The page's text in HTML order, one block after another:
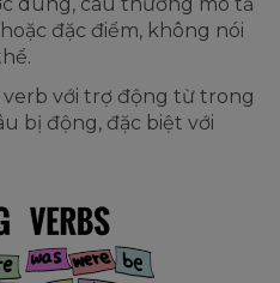
đặc điểm, không nói
với trợ động từ trong
bị động, đặc biệt với